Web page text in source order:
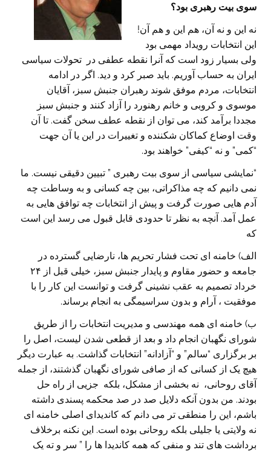
سوی بیت رهبری بود؟
نه این و نه آن، هم این و هم آن!
این انتخابات رویداد مهمی بود
ولی بسیار زود است که آنرا نقطه عطفی در تحولات سیاسی
ایران به حساب آوریم. باید صبر کرد و دید. اگر در ادامه
انتخابات، مردم موفق شوند رهبران جنبش سبز، آقایان
موسوی و کروبی و خانم رهنورد را آزاد کنند و جنبش سبز
مجددا برآمد کند، می توان از نقطه عطف سخن گفت. تا آن
وقت اوضاع کماکان شکننده و تغییرات در این یا آن جهت
“کمی” و نه “کیفی” خواهند بود.
“نمایشی سیاسی از سوی بیت رهبری ” تبیین دقیقی نیست. ما
نمی دانیم که چه مذاکراتی، بین چه کسانی و به وساطت چه
آدم هایی صورت گرفت و پیش از انتخابات چه توافق هایی به
عمل آمد. آنچه به نظر تا حدودی قابل قبول می رسد این است
که
الف) خامنه ای تحت فشار تحریم ها، نارضایی گسترده در
جامعه و حضور مقاوم و پایدار جنبش سبز، خیلی قبل از ۲۴
خرداد تصمیم به عقب نشینی گرفت و توانست این کار را با
موفقیت ، آرام و بدون سراسیمگی به انجام برساند.
ب) خامنه ای همه مهندسی و مدیریت انتخابات را از طریق
شورای نگهبان انجام داد و بعد از قطعی شدن لیست، اصل را
بر برگزاری “سالم” و “آزادانه” انتخابات گذاشت. به عبارت دیگر
هیچ یک از کسانی که از صافی شورای نگهبان گذشتند، از جمله
آقای روحانی، نه بخشی از مشکل، بلکه جزیی از راه حل
بودند. من بدون آنکه دلایل صد در صد محکمه پسندی داشته
باشم، این را منطقی تر می دانم که کاندیدای اصلی خامنه ای
نه ولایتی یا جلیلی بلکه روحانی بوده است. این نکنه برخلاف
برداشت های تند و منفی که همه کاندیدا ها را ” سر و ته یک